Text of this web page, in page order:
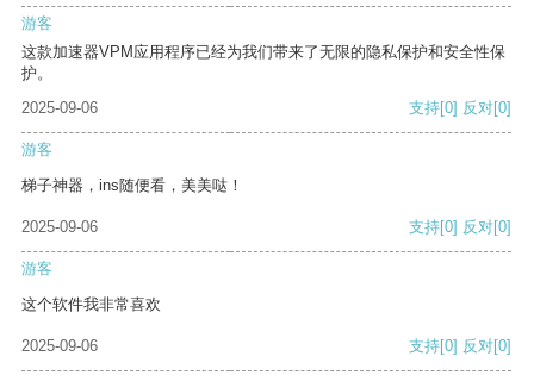
游客
这款加速器VPM应用程序已经为我们带来了无限的隐私保护和安全性保
护。
2025-09-06
支持[0] 反对[0]
游客
梯子神器，ins随便看，美美哒！
2025-09-06 支持[0] 反对[0]
游客
这个软件我非常喜欢
2025-09-06 支持[0] 反对[0]